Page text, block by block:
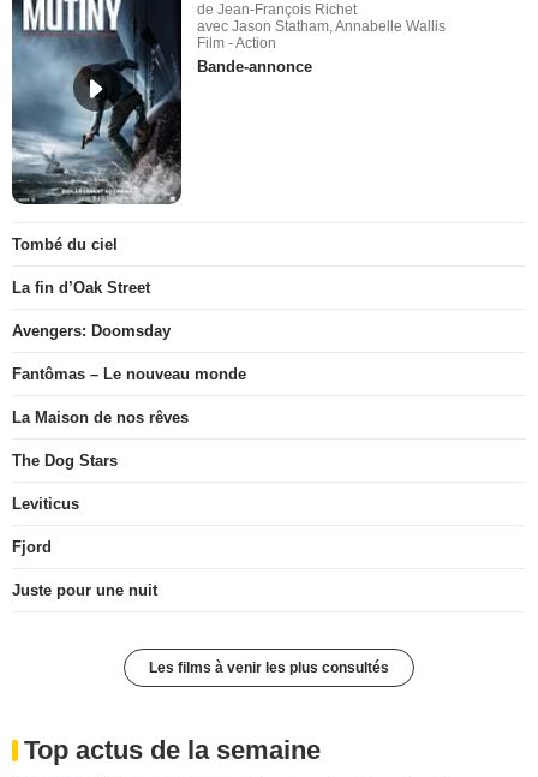
de Jean-François Richet
avec Jason Statham, Annabelle Wallis
Film - Action
Bande-annonce
Tombé du ciel
La fin d’Oak Street
Avengers: Doomsday
Fantômas – Le nouveau monde
La Maison de nos rêves
The Dog Stars
Leviticus
Fjord
Juste pour une nuit
Les films à venir les plus consultés
Top actus de la semaine